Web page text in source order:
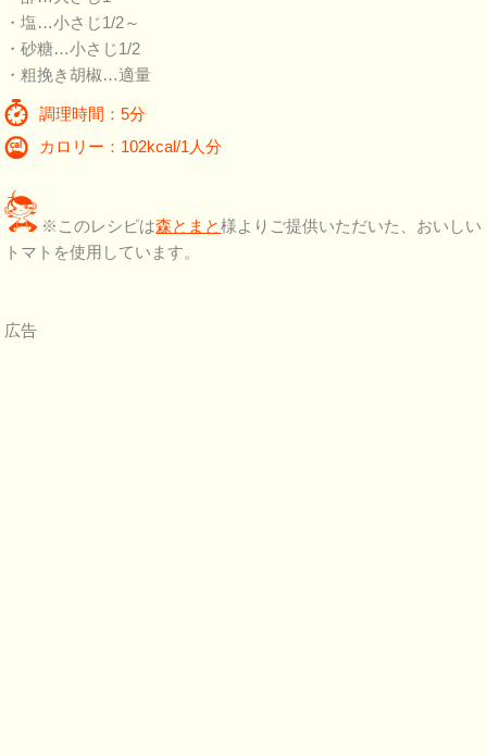
・塩…小さじ1/2～
・砂糖…小さじ1/2
・粗挽き胡椒…適量
調理時間：5分
カロリー：102kcal/1人分
※このレシピは森とまと様よりご提供いただいた、おいしい
トマトを使用しています。
広告